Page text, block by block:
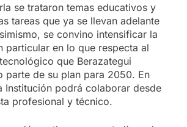
se trataron temas educativos y
tareas que ya se llevan adelante
se convino intensificar la
particular en lo que respecta al
que Berazategui
parte de su plan para 2050. En
Institución podrá colaborar desde
profesional y técnico.